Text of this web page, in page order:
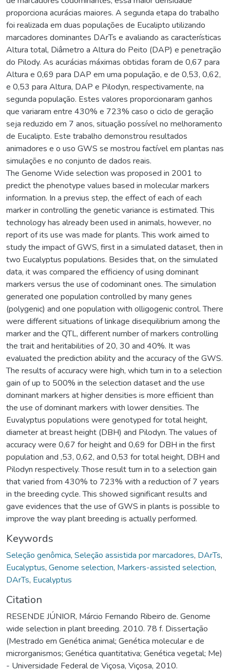
proporciona acurácias maiores. A segunda etapa do trabalho
foi realizada em duas populações de Eucalipto utilizando
marcadores dominantes DArTs e avaliando as características
Altura total, Diâmetro a Altura do Peito (DAP) e penetração
do Pilody. As acurácias máximas obtidas foram de 0,67 para
Altura e 0,69 para DAP em uma população, e de 0,53, 0,62,
e 0,53 para Altura, DAP e Pilodyn, respectivamente, na
segunda população. Estes valores proporcionaram ganhos
que variaram entre 430% e 723% caso o ciclo de geração
seja reduzido em 7 anos, situação possível no melhoramento
de Eucalipto. Este trabalho demonstrou resultados
animadores e o uso GWS se mostrou factível em plantas nas
simulações e no conjunto de dados reais.
The Genome Wide selection was proposed in 2001 to
predict the phenotype values based in molecular markers
information. In a previus step, the effect of each of each
marker in controlling the genetic variance is estimated. This
technology has already been used in animals, however, no
report of its use was made for plants. This work aimed to
study the impact of GWS, first in a simulated dataset, then in
two Eucalyptus populations. Besides that, on the simulated
data, it was compared the efficiency of using dominant
markers versus the use of codominant ones. The simulation
generated one population controlled by many genes
(polygenic) and one population with olligogenic control. There
were different situations of linkage disequilibrium among the
marker and the QTL, different number of markers controlling
the trait and heritabilities of 20, 30 and 40%. It was
evaluated the prediction ability and the accuracy of the GWS.
The results of accuracy were high, which turn in to a selection
gain of up to 500% in the selection dataset and the use
dominant markers at higher densities is more efficient than
the use of dominant markers with lower densities. The
Euvalyptus populations were genotyped for total height,
diameter at breast height (DBH) and Pilodyn. The values of
accuracy were 0,67 for height and 0,69 for DBH in the first
population and ,53, 0,62, and 0,53 for total height, DBH and
Pilodyn respectively. Those result turn in to a selection gain
that varied from 430% to 723% with a reduction of 7 years
in the breeding cycle. This showed significant results and
gave evidences that the use of GWS in plants is possible to
improve the way plant breeding is actually performed.
Keywords
Seleção genômica, Seleção assistida por marcadores, DArTs,
Eucalyptus, Genome selection, Markers-assisted selection,
DArTs, Eucalyptus
Citation
RESENDE JÚNIOR, Márcio Fernando Ribeiro de. Genome
wide selection in plant breeding. 2010. 78 f. Dissertação
(Mestrado em Genética animal; Genética molecular e de
microrganismos; Genética quantitativa; Genética vegetal; Me)
- Universidade Federal de Viçosa, Viçosa, 2010.